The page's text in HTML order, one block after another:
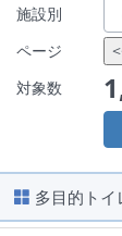
施設別
ページ
対象数
多目的トイ